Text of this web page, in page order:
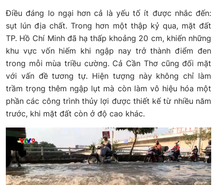
Điều đáng lo ngại hơn cả là yếu tố ít được nhắc đến:
sụt lún địa chất. Trong hơn một thập kỷ qua, mặt đất
TP. Hồ Chí Minh đã hạ thấp khoảng 20 cm, khiến những
khu vực vốn hiếm khi ngập nay trở thành điểm đen
trong mỗi mùa triều cường. Cả Cần Thơ cũng đối mặt
với vấn đề tương tự. Hiện tượng này không chỉ làm
trầm trọng thêm ngập lụt mà còn làm vô hiệu hóa một
phần các công trình thủy lợi được thiết kế từ nhiều năm
trước, khi mặt đất còn ở độ cao khác.